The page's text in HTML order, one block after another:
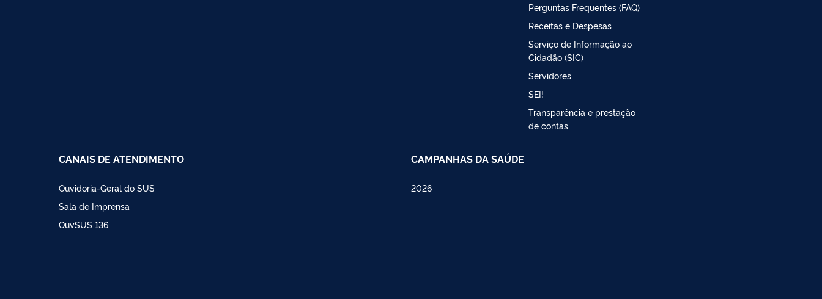
Perguntas Frequentes (FAQ)
Receitas e Despesas
Serviço de Informação ao
Cidadão (SIC)
Servidores
SEI!
Transparência e prestação
de contas
CANAIS DE ATENDIMENTO
Ouvidoria-Geral do SUS
Sala de Imprensa
OuvSUS 136
CAMPANHAS DA SAÚDE
2026